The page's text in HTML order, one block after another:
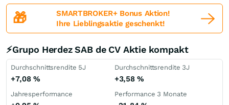
🎁
SMARTBROKER+ Bonus Aktion!
Ihre Lieblingsaktie geschenkt!
⚡Grupo Herdez SAB de CV Aktie kompakt
Durchschnittsrendite 5J
+7,08%
Durchschnittsrendite 3J
+3,58%
Jahresperformance Performance 3 Monate